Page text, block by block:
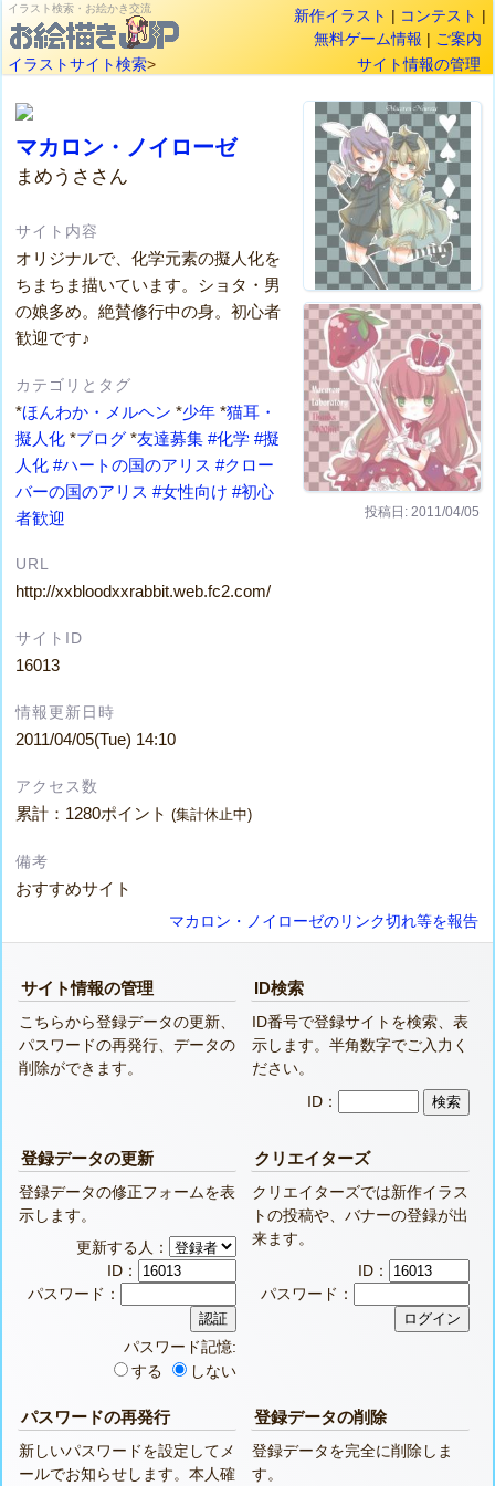
イラスト検索・お絵かき交流 新作イラスト | コンテスト |
無料ゲーム情報 | ご案内
イラストサイト検索> サイト情報の管理
投稿日: 2011/04/05
マカロン・ノイローゼ
まめうささん
サイト内容
オリジナルで、化学元素の擬人化を
ちまちま描いています。ショタ・男
の娘多め。絶賛修行中の身。初心者
歓迎です♪
カテゴリとタグ
*ほんわか・メルヘン *少年 *猫耳・
擬人化 *ブログ *友達募集 #化学 #擬
人化 #ハートの国のアリス #クロー
バーの国のアリス #女性向け #初心
者歓迎
URL
http://xxbloodxxrabbit.web.fc2.com/
サイトID
16013
情報更新日時
2011/04/05(Tue) 14:10
アクセス数
累計：1280ポイント(集計休止中)
備考
おすすめサイト
マカロン・ノイローゼのリンク切れ等を報告
サイト情報の管理
こちらから登録データの更新、
パスワードの再発行、データの
削除ができます。
ID検索
ID番号で登録サイトを検索、表
示します。半角数字でご入力く
ださい。
ID：
登録データの更新
登録データの修正フォームを表
示します。
更新する人：
ID：
パスワード：
パスワード記憶:
する
しない
クリエイターズ
クリエイターズでは新作イラス
トの投稿や、バナーの登録が出
来ます。
ID：
パスワード：
パスワードの再発行
新しいパスワードを設定してメ
ールでお知らせします。本人確
登録データの削除
登録データを完全に削除しま
す。